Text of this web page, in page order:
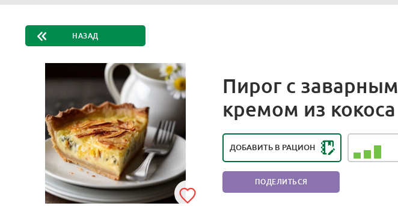
НАЗАД
Пирог с заварным
кремом из кокоса
ДОБАВИТЬ В РАЦИОН
РЕЙТИНГ ПОЛЕЗНОСТИ ПРОДУКТА:
ПОЛЕЗЕН В НЕБОЛЬШИХ
КОЛИЧЕСТВАХ
ПОДЕЛИТЬСЯ